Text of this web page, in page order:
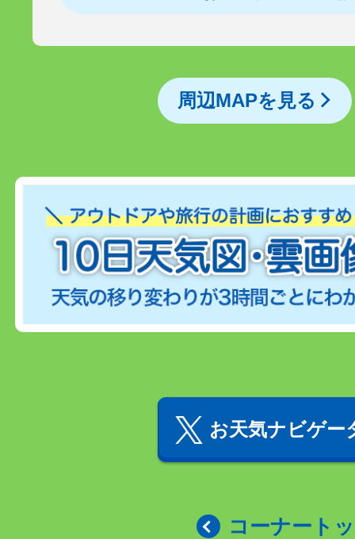
周辺MAPを見る
お天気ナビゲー
コーナート